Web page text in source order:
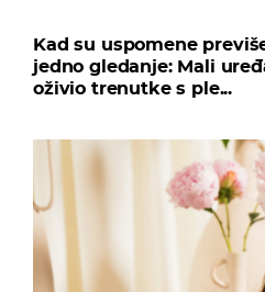
Kad su uspomene
jedno gledanje: Mali
oživio trenutke s ple...